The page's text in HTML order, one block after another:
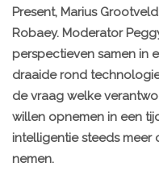
Present, Marius
Robaey. Moderator
perspectieven samen in
draaide rond
de vraag welke
willen opnemen in een
intelligentie steeds meer
nemen.